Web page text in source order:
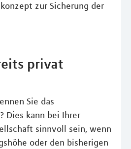
zur Sicherung der
privat
Sie das
Dies kann bei Ihrer
sinnvoll sein, wenn
oder den bisherigen